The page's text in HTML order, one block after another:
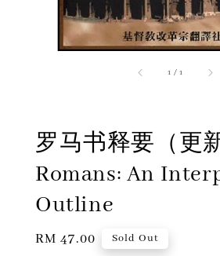
1 /1
罗马书释要（更
Romans: An
Outline
Regular
RM 47.00 Sold Out